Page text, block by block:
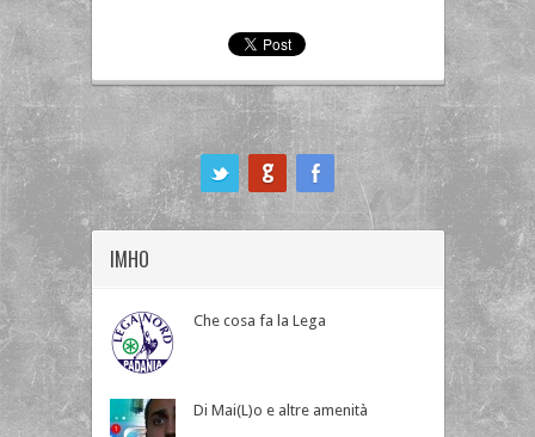
IMHO
Che cosa fa la Lega
Di Mai(L)o e altre amenità